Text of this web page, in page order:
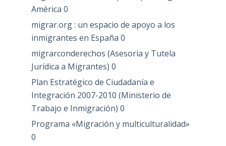
América 0
migrar.org : un espacio de apoyo a los
inmigrantes en España 0
migrarconderechos (Asesoria y Tutela
Jurídica a Migrantes) 0
Plan Estratégico de Ciudadanía e
Integración 2007-2010 (Ministerio de
Trabajo e Inmigración) 0
Programa «Migración y multiculturalidad»
0